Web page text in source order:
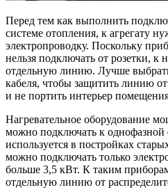
Перед тем как выполнить
системе отопления, к агрегату
электропроводку. Поскольку
нельзя подключать от розетки, к
отдельную линию. Лучше
кабеля, чтобы защитить линию
и не портить интерьер
Нагревательное оборудование
можно подключать к однофазной
используется в постройках
можно подключать только
больше 3,5 кВт. К таким
отдельную линию от